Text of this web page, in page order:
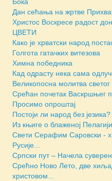
Бока
Дан сећања на жртве
Христос Воскресе радост
ЦВЕТИ
Како је хрватски народ
Голгота гатачких витезова
Химна победника
Кад одрасту нека сама
Великопосна молитва
Срећан почетак Васкршњег
Просимо опроштај
Постоји ли народ без језика?
Из књиге о блаженој Пелагији
Свети Серафим Саровски -
Русије...
Српски пут – Начела
Срећно Ново Лето, две
христовом...